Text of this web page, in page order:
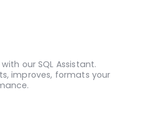
our SQL Assistant.
improves, formats your